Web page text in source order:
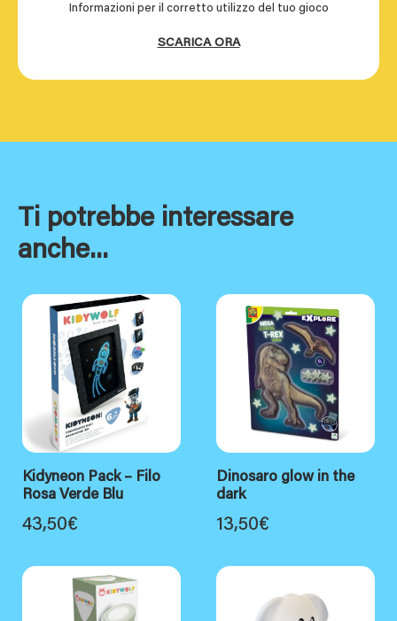
Informazioni per il corretto utilizzo del tuo gioco
SCARICA ORA
Ti potrebbe interessare
anche...
Kidyneon Pack – Filo
Rosa Verde Blu
43,50€
Dinosaro glow in the
dark
13,50€